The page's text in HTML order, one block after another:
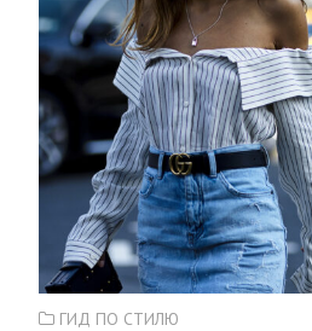
ГИД ПО СТИЛЮ